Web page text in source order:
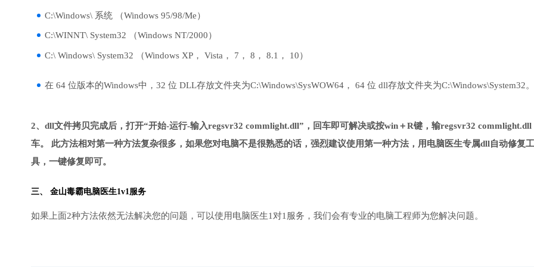
C:\Windows\ 系统 （Windows 95/98/Me）
C:\WINNT\ System32 （Windows NT/2000）
C:\ Windows\ System32 （Windows XP， Vista， 7， 8， 8.1， 10）
在 64 位版本的Windows中，32 位 DLL存放文件夹为C:\Windows\SysWOW64， 64 位 dll存放文件夹为C:\Windows\System32。
2、dll文件拷贝完成后，打开“开始-运行-输入regsvr32 commlight.dll”，回车即可解决或按win＋R键，输regsvr32 commlight.dll
车。 此方法相对第一种方法复杂很多，如果您对电脑不是很熟悉的话，强烈建议使用第一种方法，用电脑医生专属dll自动修复工
具，一键修复即可。
三、 金山毒霸电脑医生1v1服务
如果上面2种方法依然无法解决您的问题，可以使用电脑医生1对1服务，我们会有专业的电脑工程师为您解决问题。